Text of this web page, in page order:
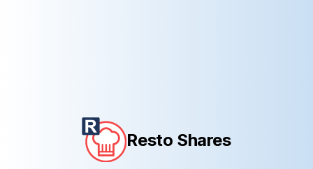
Resto Shares